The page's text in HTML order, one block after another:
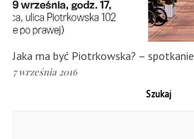
Jaka ma być Piotrkowska? – spotkanie
7 września 2016
Szukaj